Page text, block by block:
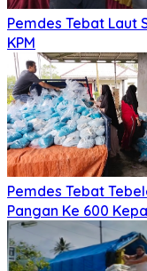
Pemdes Tebat Laut
KPM
Pemdes Tebat
Pangan Ke 600